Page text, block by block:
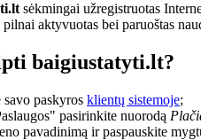
sėkmingai užregistruotas
aktyvuotas bei paruoštas
baigiustatyti.lt?
paskyros klientų sistemoje;
pasirinkite nuorodą
pavadinimą ir paspauskite